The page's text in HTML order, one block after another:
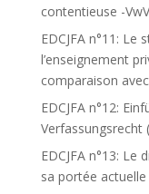
contentieuse -
EDCJFA n°11:
l’enseignement
comparaison
EDCJFA n°12:
Verfassungsrecht
EDCJFA n°13:
sa portée